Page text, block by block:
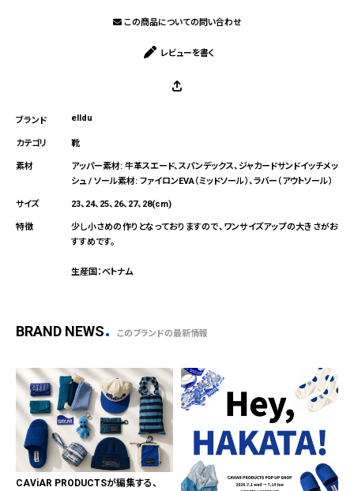
この商品についての問い合わせ
レビューを書く
elldu
靴
アッパー素材: 牛革スエード、スパンデックス、ジャカードサンドイッチメッ
シュ / ソール素材: ファイロンEVA（ミッドソール）、ラバー（アウトソール）
23、24、25、26、27、28(cm)
少し小さめの作りとなっておりますので、ワンサイズアップの大きさがお
すすめです。
生産国：ベトナム
BRAND NEWS このブランドの最新情報
CAViAR PRODUCTSが編集する、